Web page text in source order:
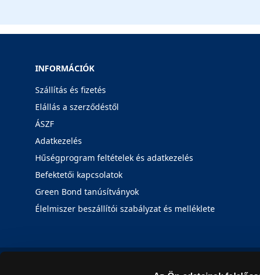
INFORMÁCIÓK
Szállítás és fizetés
Elállás a szerződéstől
ÁSZF
Adatkezelés
Hűségprogram feltételek és adatkezelés
Befektetői kapcsolatok
Green Bond tanúsítványok
Élelmiszer beszállítói szabályzat és melléklete